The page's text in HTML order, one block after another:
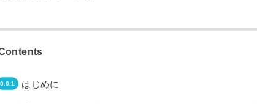
はじめに